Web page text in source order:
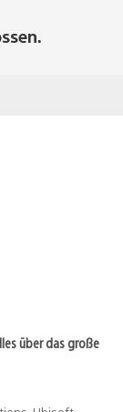
über das große